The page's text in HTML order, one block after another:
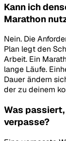
Kann ich
Marathon
Nein. Die
Plan legt den
Arbeit. Ein
lange Läufe.
Dauer ändern
der zu deinem
Was
verpasse?